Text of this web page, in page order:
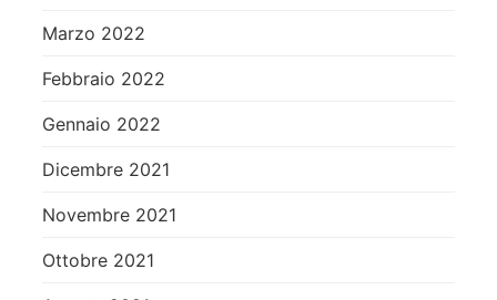
Marzo 2022
Febbraio 2022
Gennaio 2022
Dicembre 2021
Novembre 2021
Ottobre 2021